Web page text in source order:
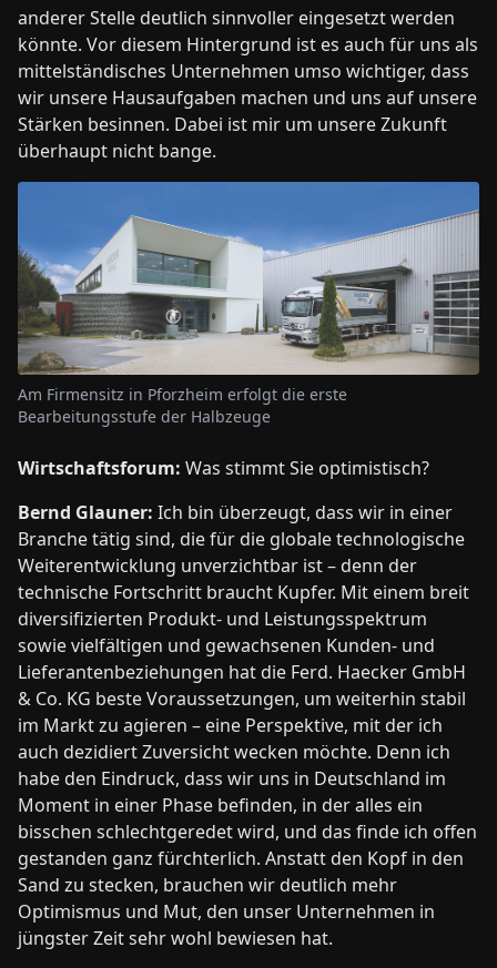
anderer Stelle deutlich sinnvoller eingesetzt werden
könnte. Vor diesem Hintergrund ist es auch für uns als
mittelständisches Unternehmen umso wichtiger, dass
wir unsere Hausaufgaben machen und uns auf unsere
Stärken besinnen. Dabei ist mir um unsere Zukunft
überhaupt nicht bange.
Am Firmensitz in Pforzheim erfolgt die erste
Bearbeitungsstufe der Halbzeuge
Wirtschaftsforum: Was stimmt Sie optimistisch?
Bernd Glauner: Ich bin überzeugt, dass wir in einer
Branche tätig sind, die für die globale technologische
Weiterentwicklung unverzichtbar ist – denn der
technische Fortschritt braucht Kupfer. Mit einem breit
diversifizierten Produkt- und Leistungsspektrum
sowie vielfältigen und gewachsenen Kunden- und
Lieferantenbeziehungen hat die Ferd. Haecker GmbH
& Co. KG beste Voraussetzungen, um weiterhin stabil
im Markt zu agieren – eine Perspektive, mit der ich
auch dezidiert Zuversicht wecken möchte. Denn ich
habe den Eindruck, dass wir uns in Deutschland im
Moment in einer Phase befinden, in der alles ein
bisschen schlechtgeredet wird, und das finde ich offen
gestanden ganz fürchterlich. Anstatt den Kopf in den
Sand zu stecken, brauchen wir deutlich mehr
Optimismus und Mut, den unser Unternehmen in
jüngster Zeit sehr wohl bewiesen hat.